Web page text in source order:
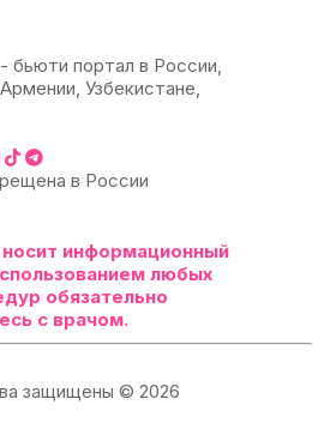
бьюти портал в России,
Узбекистане,
в России
носит информационный
любых
обязательно
с врачом.
защищены © 2026